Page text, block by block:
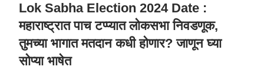
Lok Sabha Election 2024 Date :
महाराष्ट्रात पाच टप्प्यात लोकसभा निवडणूक,
तुमच्या भागात मतदान कधी होणार? जाणून घ्या
सोप्या भाषेत